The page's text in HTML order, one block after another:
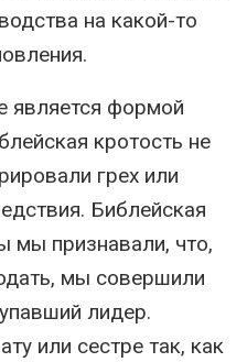
на какой-то
является формой
кротость не
грех или
Библейская
мы признавали, что,
мы совершили
лидер.
или сестре так, как